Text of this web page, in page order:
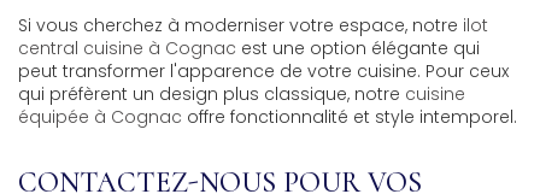
Si vous cherchez à moderniser votre espace, notre ilot
central cuisine à Cognac est une option élégante qui
peut transformer l'apparence de votre cuisine. Pour ceux
qui préfèrent un design plus classique, notre cuisine
équipée à Cognac offre fonctionnalité et style intemporel.
CONTACTEZ-NOUS POUR VOS